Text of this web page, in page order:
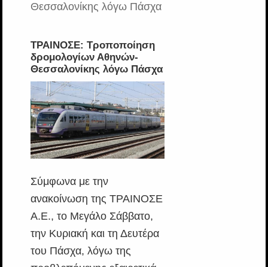
Θεσσαλονίκης λόγω Πάσχα
ΤΡΑΙΝΟΣΕ: Τροποποίηση
δρομολογίων Αθηνών-
Θεσσαλονίκης λόγω Πάσχα
Σύμφωνα με την
ανακοίνωση της ΤΡΑΙΝΟΣΕ
Α.Ε., το Μεγάλο Σάββατο,
την Κυριακή και τη Δευτέρα
του Πάσχα, λόγω της